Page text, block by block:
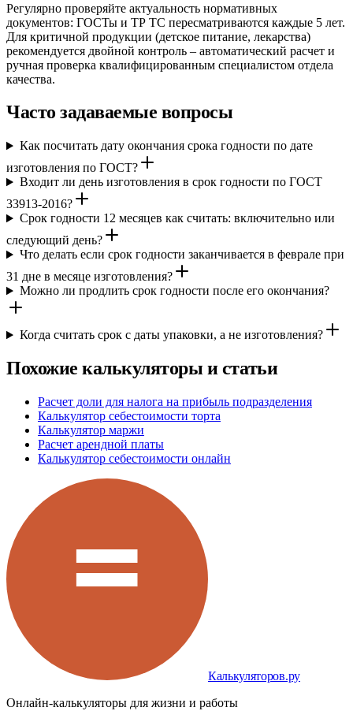
Регулярно проверяйте актуальность нормативных
документов: ГОСТы и ТР ТС пересматриваются каждые 5 лет.
Для критичной продукции (детское питание, лекарства)
рекомендуется двойной контроль – автоматический расчет и
ручная проверка квалифицированным специалистом отдела
качества.
Часто задаваемые вопросы
Как посчитать дату окончания срока годности по дате
изготовления по ГОСТ?
Входит ли день изготовления в срок годности по ГОСТ
33913-2016?
Срок годности 12 месяцев как считать: включительно или
следующий день?
Что делать если срок годности заканчивается в феврале при
31 дне в месяце изготовления?
Можно ли продлить срок годности после его окончания?
Когда считать срок с даты упаковки, а не изготовления?
Похожие калькуляторы и статьи
Расчет доли для налога на прибыль подразделения
Калькулятор себестоимости торта
Калькулятор маржи
Расчет арендной платы
Калькулятор себестоимости онлайн
Калькуляторов.ру
Онлайн-калькуляторы для жизни и работы